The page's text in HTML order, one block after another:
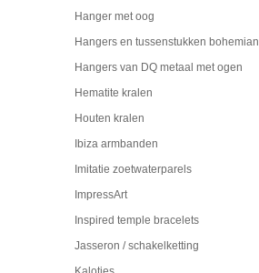
Hanger met oog
Hangers en tussenstukken bohemian
Hangers van DQ metaal met ogen
Hematite kralen
Houten kralen
Ibiza armbanden
Imitatie zoetwaterparels
ImpressArt
Inspired temple bracelets
Jasseron / schakelketting